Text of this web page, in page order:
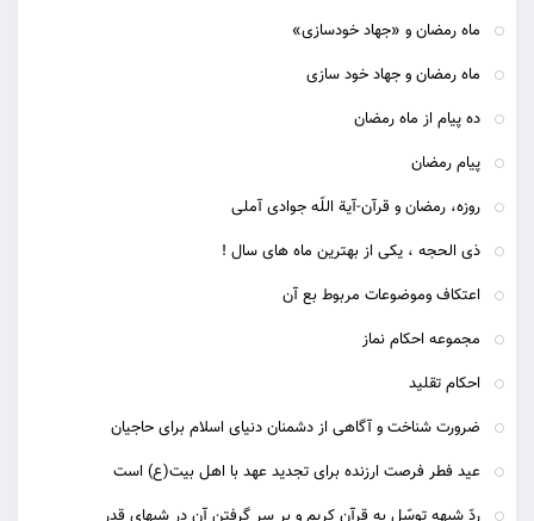
ماه رمضان و «جهاد خودسازی»
ماه رمضان و جهاد خود سازی
ده پیام از ماه رمضان
پیام رمضان
روزه، رمضان و قرآن-آیة اللّه جوادی آملی
ذی الحجه ، یکی از بهترین ماه های سال !
اعتکاف وموضوعات مربوط بع آن
مجموعه احکام نماز
احکام تقلید
ضرورت شناخت و آگاهی از دشمنان دنیای اسلام برای حاجیان
عيد فطر فرصت ارزنده برای تجديد عهد با اهل بيت(ع) است
ردّ شبهه توسّل به قرآن کریم و بر سر گرفتن آن در شبهای قدر